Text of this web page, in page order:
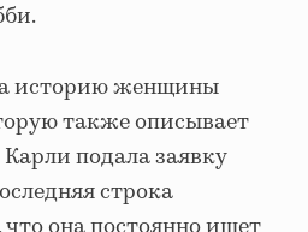
историю женщины
также описывает
подала заявку
строка